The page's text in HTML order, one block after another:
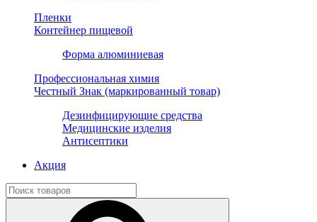
Пленки
Контейнер пищевой
Форма алюминиевая
Профессиональная химия
Честный Знак (маркированный товар)
Дезинфицирующие средства
Медицинские изделия
Антисептики
Акция